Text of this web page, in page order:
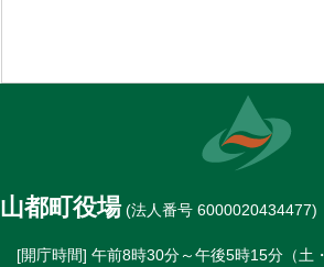
山都町役場(法人番号 6000020434477)
[開庁時間] 午前8時30分～午後5時15分（土